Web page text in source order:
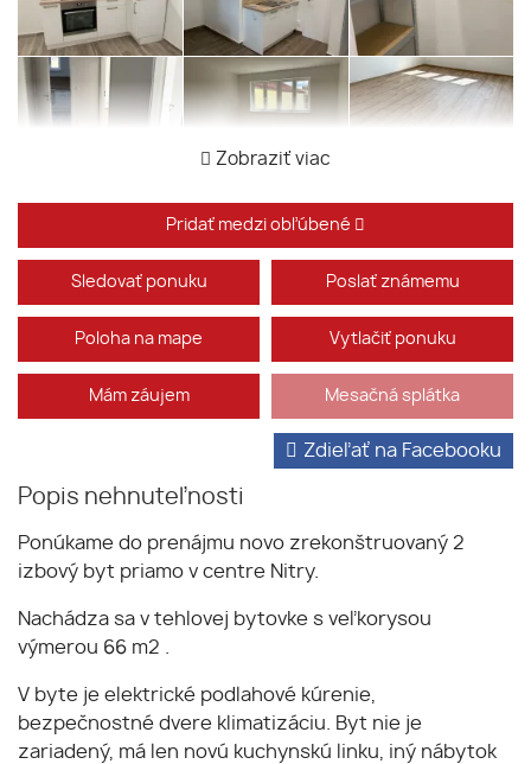
Zobraziť viac
Pridať medzi obľúbené
Sledovať ponuku Poslať známemu
Poloha na mape Vytlačiť ponuku
Mám záujem Mesačná splátka
Popis nehnuteľnosti
Zdieľať na Facebooku
Ponúkame do prenájmu novo zrekonštruovaný 2
izbový byt priamo v centre Nitry.
Nachádza sa v tehlovej bytovke s veľkorysou
výmerou 66 m2 .
V byte je elektrické podlahové kúrenie,
bezpečnostné dvere klimatizáciu. Byt nie je
zariadený, má len novú kuchynskú linku, iný nábytok